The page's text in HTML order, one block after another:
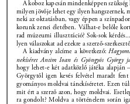
A koboz kapcsán mindenképpen
milyen jövője lehet egy ilyen hangszernek,
neki az oktatásban, vagy éppen a
korunk zenei életében. Válhat-e belőle
rad múzeumi illusztráció? Sok-sok
lyen válaszokat ad ezekre a szerző-
A kiadvány alcíme a következő:
nekíséret Antim Ioan és Gyöngyös György
hogy lehet-e két adatközlő játéka alapján
Györgytől igen kevés felvétel maradt
gyományos moldvai tánckíséretet. Ezen
mit ért a szerző azon, hogy moldvai.
ra gondolt? Moldva a történelem során